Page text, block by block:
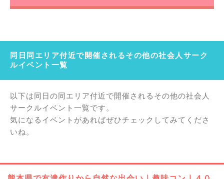
同日同エリア付近で開催されるその他の社会人サーク
ルイベント一覧
以下は同日の同エリア付近で開催されるその他の社会人
サークルイベント一覧です。
気になるイベントがあればぜひチェックしてみてくださ
いね。